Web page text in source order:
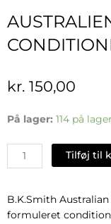
kr. 150,00
På lager: 114 på lager
Australien
Tilføj til
B.K.Smith
formuleret